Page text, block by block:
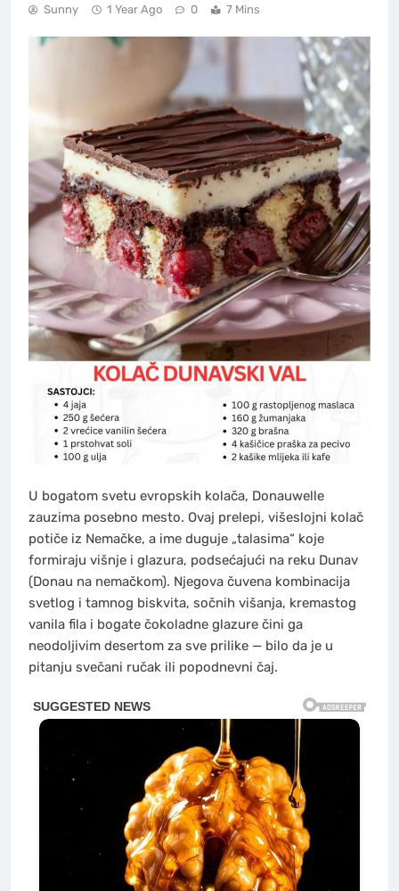
Sunny 1 Year Ago 0 7 Mins
U bogatom svetu evropskih kolača, Donauwelle
zauzima posebno mesto. Ovaj prelepi, višeslojni kolač
potiče iz Nemačke, a ime duguje „talasima“ koje
formiraju višnje i glazura, podsećajući na reku Dunav
(Donau na nemačkom). Njegova čuvena kombinacija
svetlog i tamnog biskvita, sočnih višanja, kremastog
vanila fila i bogate čokoladne glazure čini ga
neodoljivim desertom za sve prilike — bilo da je u
pitanju svečani ručak ili popodnevni čaj.